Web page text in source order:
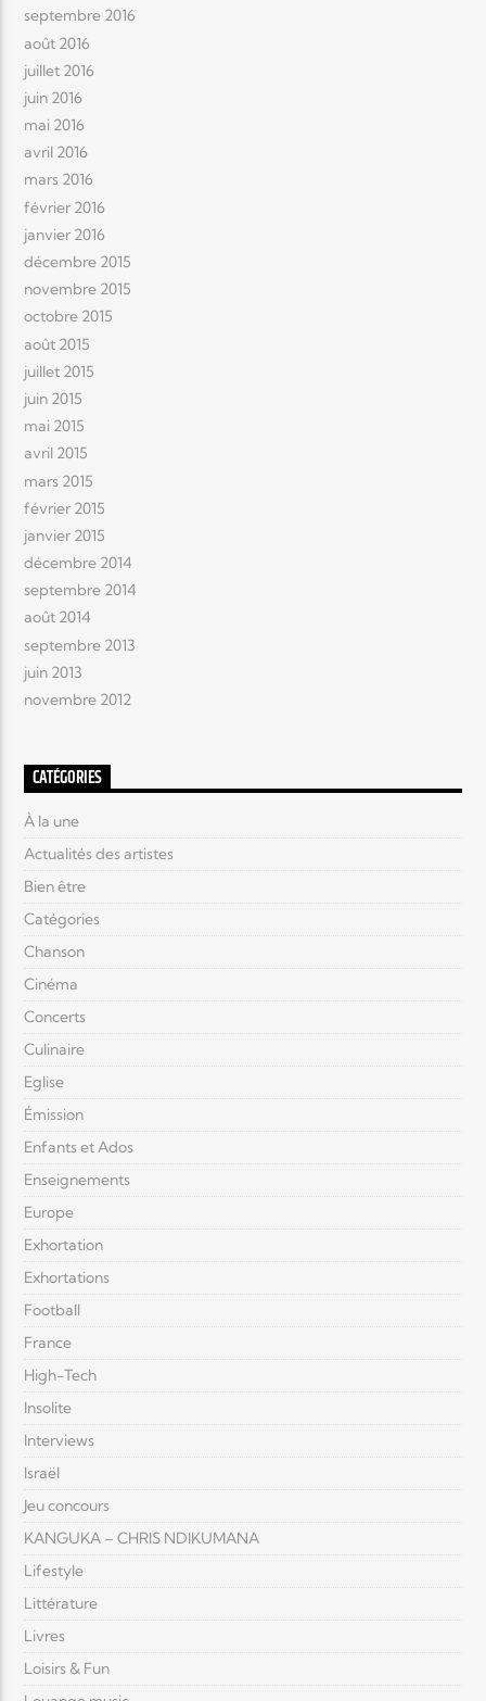
septembre 2016
août 2016
juillet 2016
juin 2016
mai 2016
avril 2016
mars 2016
février 2016
janvier 2016
décembre 2015
novembre 2015
octobre 2015
août 2015
juillet 2015
juin 2015
mai 2015
avril 2015
mars 2015
février 2015
janvier 2015
décembre 2014
septembre 2014
août 2014
septembre 2013
juin 2013
novembre 2012
CATÉGORIES
À la une
Actualités des artistes
Bien être
Catégories
Chanson
Cinéma
Concerts
Culinaire
Eglise
Émission
Enfants et Ados
Enseignements
Europe
Exhortation
Exhortations
Football
France
High-Tech
Insolite
Interviews
Israël
Jeu concours
KANGUKA – CHRIS NDIKUMANA
Lifestyle
Littérature
Livres
Loisirs & Fun